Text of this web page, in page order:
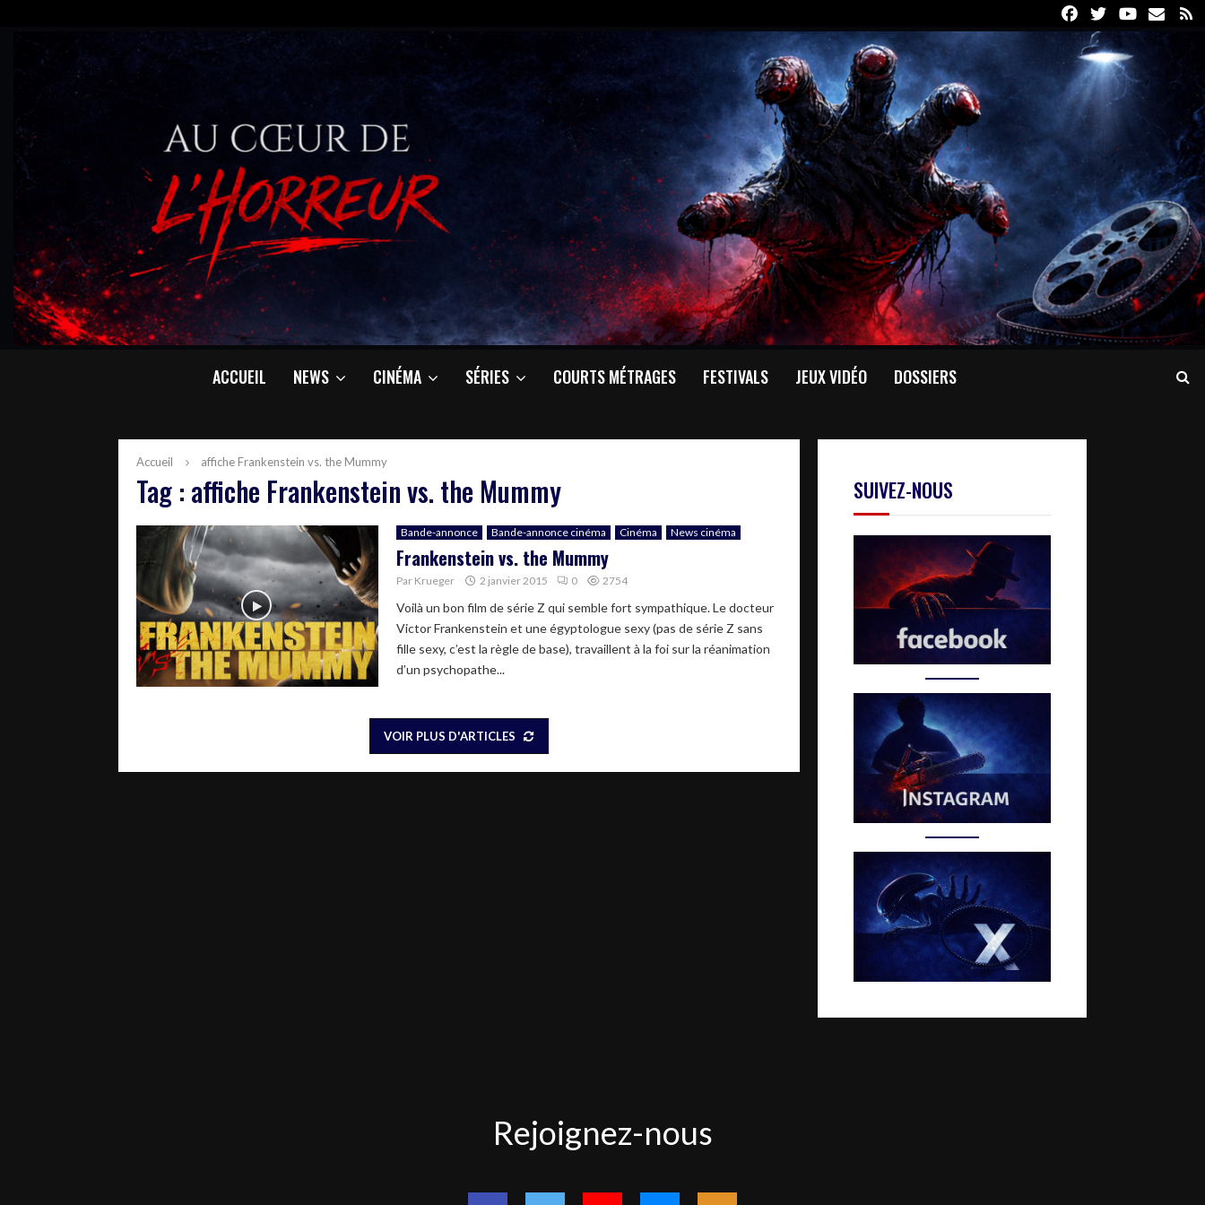
FacebookTwitterYoutube
Email
ACCUEIL NEWS CINÉMA SÉRIES COURTS MÉTRAGES FESTIVALS JEUX VIDÉO DOSSIERS
Accueil affiche Frankenstein vs. the Mummy
Tag : affiche Frankenstein vs. the Mummy
Bande-annonce Bande-annonce cinéma Cinéma News cinéma
Frankenstein vs. the Mummy
Par Krueger 2 janvier 2015 0 2754
Voilà un bon film de série Z qui semble fort sympathique. Le docteur
Victor Frankenstein et une égyptologue sexy (pas de série Z sans
fille sexy, c’est la règle de base), travaillent à la foi sur la réanimation
d’un psychopathe...
VOIR PLUS D'ARTICLES
SUIVEZ-NOUS
nous
Rejoignez-nous